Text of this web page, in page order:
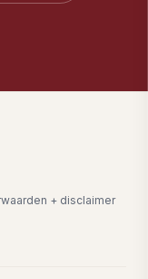
+ disclaimer